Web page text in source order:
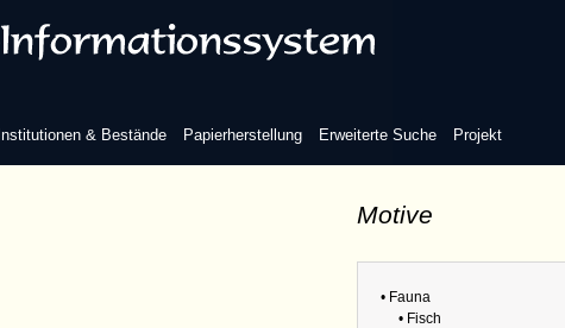
Institutionen & Bestände Papierherstellung Erweiterte Suche Projekt
Motive
• Fauna
• Fisch